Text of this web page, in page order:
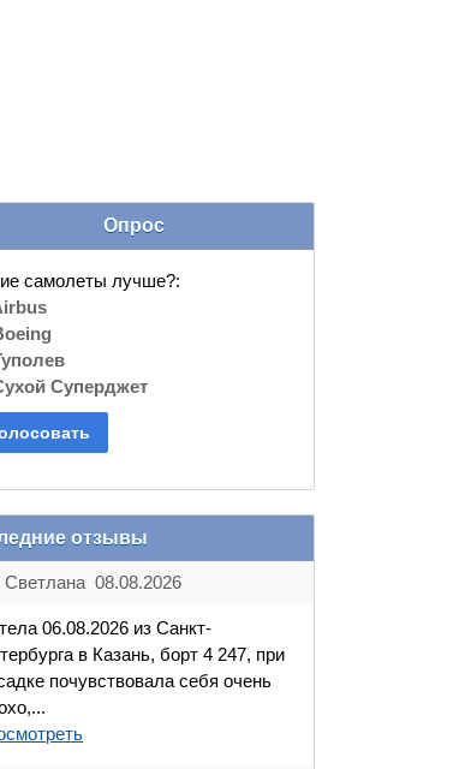
Опрос
самолеты лучше?:
Суперджет
отзывы
Светлана 08.08.2026
06.08.2026 из Санкт-
в Казань, борт 4 247, при
почувствовала себя очень